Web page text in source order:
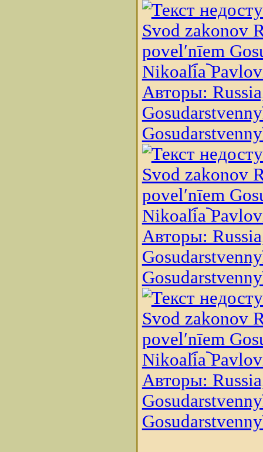
Svod zakonov
povelʹnīem
Nikoali︠a︡
Авторы:
Svod zakonov
povelʹnīem
Nikoali︠a︡
Авторы:
Svod zakonov
povelʹnīem
Nikoali︠a︡
Авторы: